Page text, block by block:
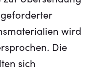
wird
Die
sich